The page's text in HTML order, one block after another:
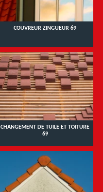
COUVREUR ZINGUEUR 69
CHANGEMENT DE TUILE ET TOITURE
69